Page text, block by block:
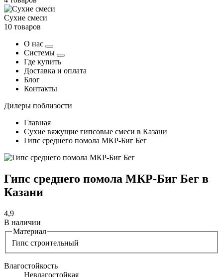
Сухие смеси
10 товаров
О нас
Системы
Где купить
Доставка и оплата
Блог
Контакты
Дилеры поблизости
Главная
Сухие вяжущие гипсовые смеси в Казани
Гипс среднего помола МКР-Биг Бег
Гипс среднего помола МКР-Биг Бег в
Казани
4,9
В наличии
Материал
Гипс строительный
Влагостойкость
Невлагостойкая